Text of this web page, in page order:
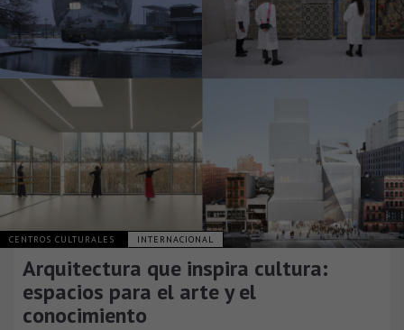
CENTROS CULTURALES INTERNACIONAL
Arquitectura que inspira cultura:
espacios para el arte y el
conocimiento